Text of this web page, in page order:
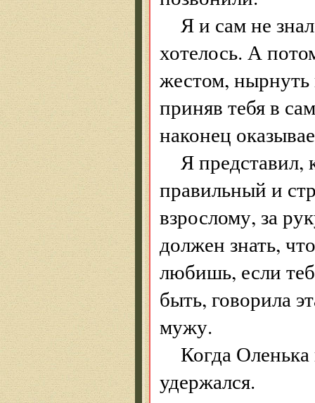
Я и сам не
хотелось. А
жестом, нырнуть
приняв тебя в
наконец
Я представил,
правильный и
взрослому, за
должен знать,
любишь, если
быть, говорила
мужу.
Когда
удержался.